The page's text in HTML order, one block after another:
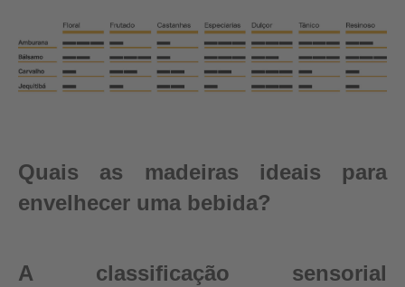
Quais as madeiras ideais para
envelhecer uma bebida?
A classificação sensorial